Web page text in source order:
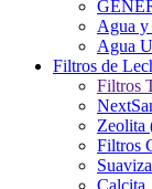
Agua
Agua
Filtros de
Filtros
Zeolita
Filtros
Calcita